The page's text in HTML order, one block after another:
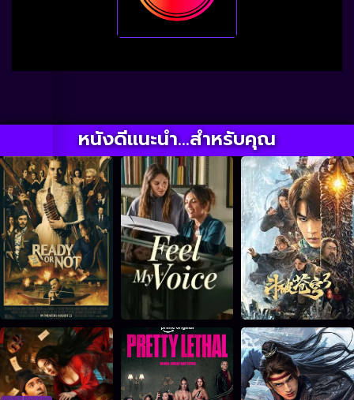
หนังดีแนะนำ...สำหรับคุณ